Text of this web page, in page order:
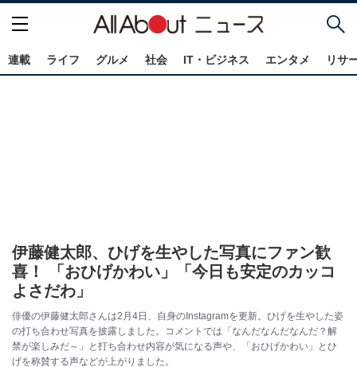
連載 ライフ グルメ 社会 IT・ビジネス エンタメ リサ
伊藤健太郎、ひげを生やした写真にファン歓
喜！ 「おひげかわい」「今日も安定のカッコ
よさだわ」
俳優の伊藤健太郎さんは2月4日、自身のInstagramを更新。ひげを生やした姿
の打ち合わせ写真を披露しました。コメントでは「なんだなんだなんだ？解
禁が楽しみだ～」と打ち合わせ内容が気になる声や、「おひげかわい」とひ
げを称賛する声などが上がりました。